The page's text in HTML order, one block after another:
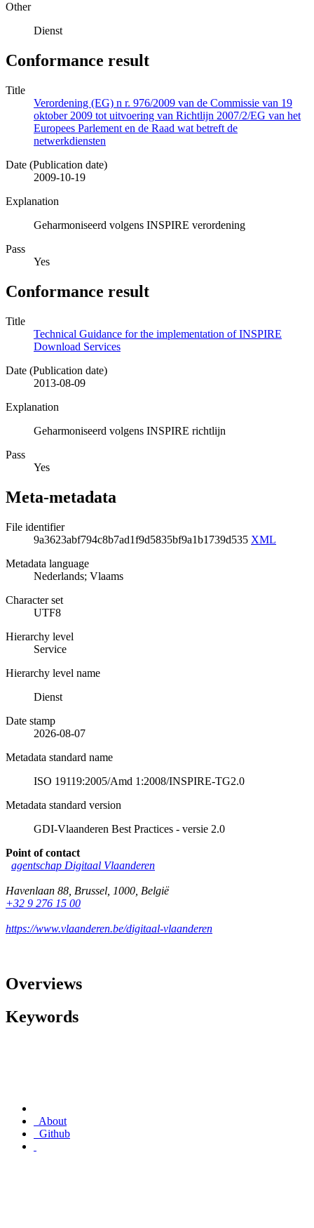
Other
Dienst
Conformance result
Title
Verordening (EG) n r. 976/2009 van de Commissie van 19
oktober 2009 tot uitvoering van Richtlijn 2007/2/EG van het
Europees Parlement en de Raad wat betreft de
netwerkdiensten
Date (Publication date)
2009-10-19
Explanation
Geharmoniseerd volgens INSPIRE verordening
Pass
Yes
Conformance result
Title
Technical Guidance for the implementation of INSPIRE
Download Services
Date (Publication date)
2013-08-09
Explanation
Geharmoniseerd volgens INSPIRE richtlijn
Pass
Yes
Meta-metadata
File identifier
9a3623abf794c8b7ad1f9d5835bf9a1b1739d535 XML
Metadata language
Nederlands; Vlaams
Character set
UTF8
Hierarchy level
Service
Hierarchy level name
Dienst
Date stamp
2026-08-07
Metadata standard name
ISO 19119:2005/Amd 1:2008/INSPIRE-TG2.0
Metadata standard version
GDI-Vlaanderen Best Practices - versie 2.0
Point of contact
agentschap Digitaal Vlaanderen
Havenlaan 88 Brussel 1000 België
+32 9 276 15 00
https://www.vlaanderen.be/digitaal-vlaanderen
Overviews
Keywords
About
Github